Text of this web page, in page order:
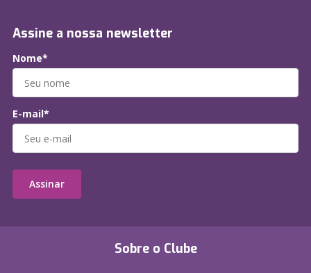
Sobre o Clube
Assine a nossa newsletter
Nome*
E-mail*
Assinar